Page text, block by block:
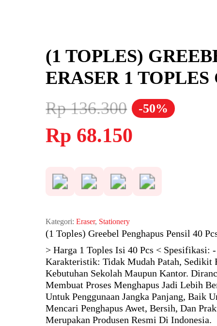
(1 TOPLES)
ERASER 1 TOPLES
-50%
Rp136.300
Harga
aslinya
adalah:
Rp 68.150
Kategori:Eraser, Stationery
(1 Toples) Greebel Penghapus Pensil 40
> Harga 1 Toples Isi 40 Pcs < Spesifikasi:
Karakteristik: Tidak Mudah Patah, Sedikit
Kebutuhan Sekolah Maupun Kantor.
Membuat Proses Menghapus Jadi Lebih
Untuk Penggunaan Jangka Panjang, Baik
Mencari Penghapus Awet, Bersih, Dan
Merupakan Produsen Resmi Di Indonesia.